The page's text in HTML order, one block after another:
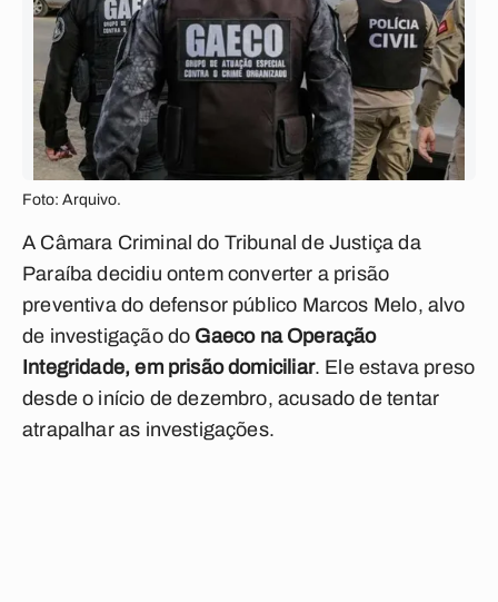
Foto: Arquivo.
A Câmara Criminal do Tribunal de Justiça da
Paraíba decidiu ontem converter a prisão
preventiva do defensor público Marcos Melo, alvo
de investigação do Gaeco na Operação
Integridade, em prisão domiciliar. Ele estava preso
desde o início de dezembro, acusado de tentar
atrapalhar as investigações.